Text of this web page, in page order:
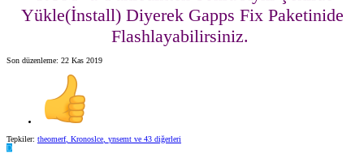
Yükle(İnstall) Diyerek Gapps Fix Paketinide
Flashlayabilirsiniz.
Son düzenleme: 22 Kas 2019
Tepkiler: theomerf, Kronoslce ynsemt ve 43 diğerleri
D